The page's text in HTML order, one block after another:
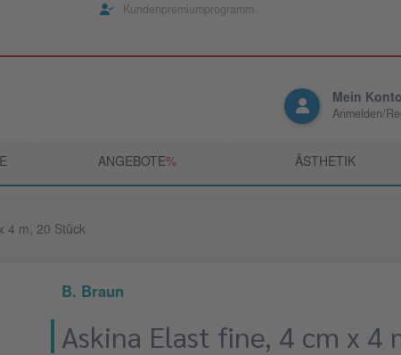
Kundenpremiumprogramm
Mein Konto
Anmelden/
ANGEBOTE­% ÄSTHETIK
4 m, 20 Stück
B. Braun
Askina Elast fine, 4 cm x 4